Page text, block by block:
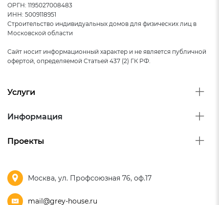
Доставка
Сборка
Приемка инженером технического надзора
ОРГН: 1195027008483
ИНН: 5009118951
Строительство индивидуальных домов для физических лиц в
Московской области
Сайт носит информационный характер и не является публичной
офертой, определяемой Статьей 437 (2) ГК РФ.
Услуги
Информация
Проекты
Москва, ул. Профсоюзная 76, оф.17
mail@grey-house.ru